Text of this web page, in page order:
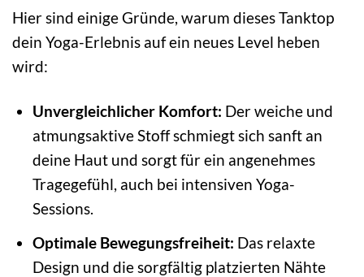
Hier sind einige Gründe, warum dieses Tanktop
dein Yoga-Erlebnis auf ein neues Level heben
wird:
Unvergleichlicher Komfort: Der weiche und
atmungsaktive Stoff schmiegt sich sanft an
deine Haut und sorgt für ein angenehmes
Tragegefühl, auch bei intensiven Yoga-
Sessions.
Optimale Bewegungsfreiheit: Das relaxte
Design und die sorgfältig platzierten Nähte